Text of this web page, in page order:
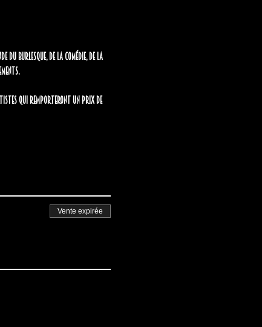
du burlesque, de la comédie, de la
qui remporteront un prix de
Vente expirée